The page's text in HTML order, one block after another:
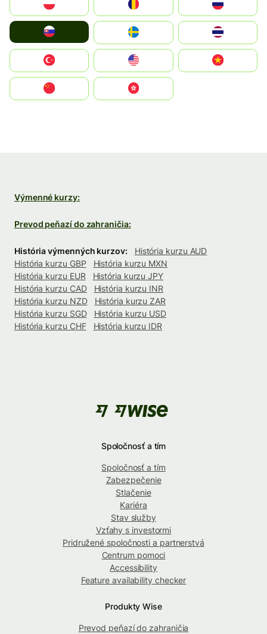
United States
中國香港特別行政區
Výmenné kurzy:
Prevod peňazí do zahraničia:
História výmenných kurzov:
História kurzu AUD
História kurzu GBP
História kurzu MXN
História kurzu EUR
História kurzu JPY
História kurzu CAD
História kurzu INR
História kurzu NZD
História kurzu ZAR
História kurzu SGD
História kurzu USD
História kurzu CHF
História kurzu IDR
Spoločnosť a tím
Spoločnosť a tím
Zabezpečenie
Stlačenie
Kariéra
Stav služby
Vzťahy s investormi
Pridružené spoločnosti a partnerstvá
Centrum pomoci
Accessibility
Feature availability checker
Produkty Wise
Prevod peňazí do zahraničia